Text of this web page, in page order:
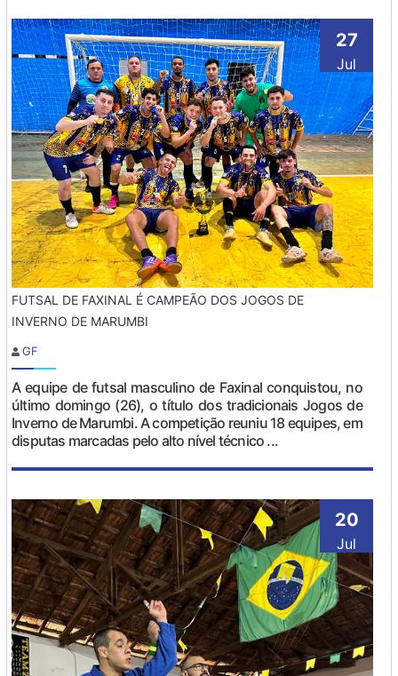
27
Jul
FUTSAL DE FAXINAL É CAMPEÃO DOS JOGOS DE
INVERNO DE MARUMBI
GF
A equipe de futsal masculino de Faxinal conquistou, no
último domingo (26), o título dos tradicionais Jogos de
Inverno de Marumbi. A competição reuniu 18 equipes, em
disputas marcadas pelo alto nível técnico ...
20
Jul